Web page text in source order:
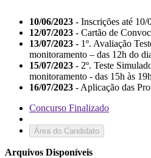
10/06/2023 - Inscrições até
12/07/2023 - Cartão de
13/07/2023 - 1º. Avaliação
monitoramento – das 12h do
15/07/2023 - 2º. Teste
monitoramento - das 15h às 19h
16/07/2023 - Aplicação das
Concurso Finalizado
Área do Candidato
Arquivos Disponíveis